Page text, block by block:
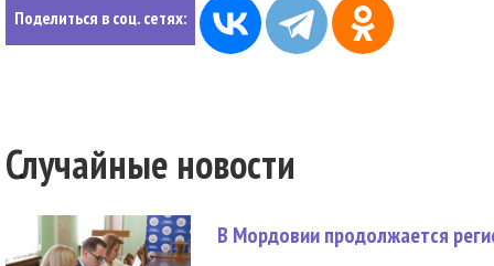
Поделиться в соц. сетях:
Случайные новости
В Мордовии продолжается